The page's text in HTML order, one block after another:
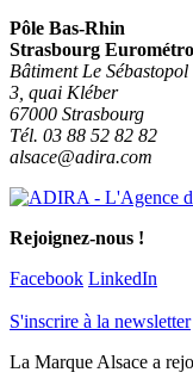
Pôle Bas-Rhin
Strasbourg
Bâtiment Le Sébastopol
3, quai Kléber
67000 Strasbourg
Tél. 03 88 52 82 82
alsace@adira.com
Rejoignez-nous !
Facebook LinkedIn
S'inscrire à la newsletter
La Marque Alsace a